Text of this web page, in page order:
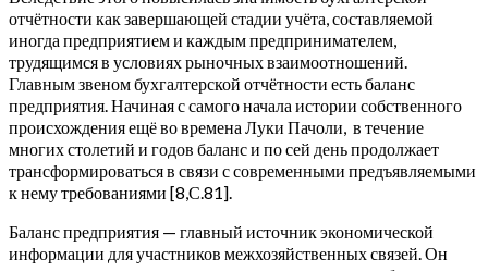
отчётности как завершающей стадии учёта, составляемой
иногда предприятием и каждым предпринимателем,
трудящимся в условиях рыночных взаимоотношений.
Главным звеном бухгалтерской отчётности есть баланс
предприятия. Начиная с самого начала истории собственного
происхождения ещё во времена Луки Пачоли, в течение
многих столетий и годов баланс и по сей день продолжает
трансформироваться в связи с современными предъявляемыми
к нему требованиями [8,С.81].
Баланс предприятия — главный источник экономической
информации для участников межхозяйственных связей. Он